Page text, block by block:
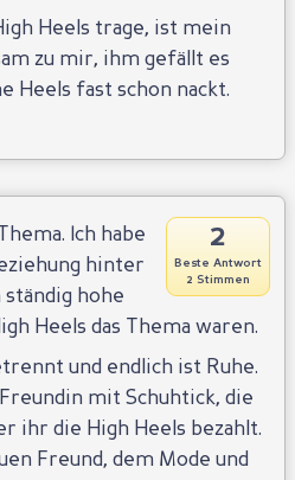
Heels trage, ist mein
zu mir, ihm gefällt es
Heels fast schon nackt.
2
Beste Antwort
2 Stimmen
Ich habe
hinter
hohe
Heels das Thema waren.
und endlich ist Ruhe.
mit Schuhtick, die
ihr die High Heels bezahlt.
Freund, dem Mode und